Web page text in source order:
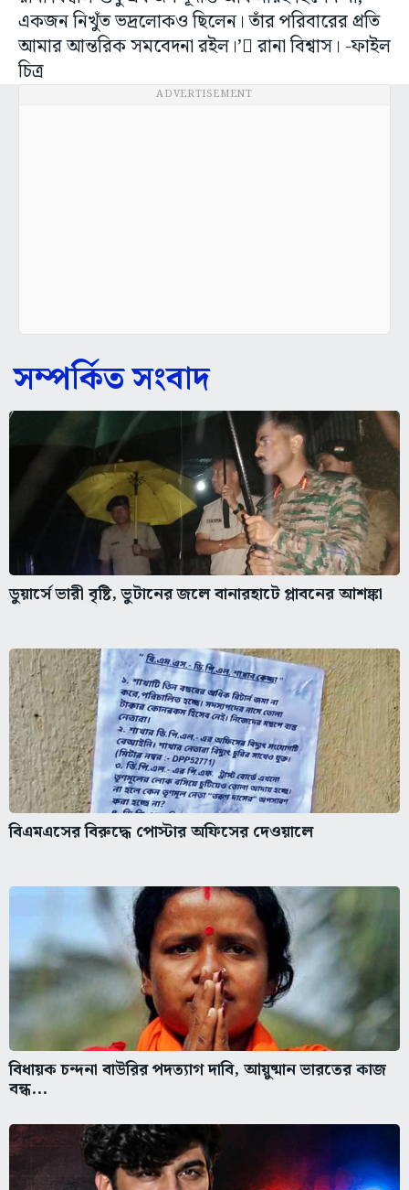
একজন নিখুঁত ভদ্রলোকও ছিলেন। তাঁর পরিবারের প্রতি
আমার আন্তরিক সমবেদনা রইল।’ রানা বিশ্বাস। -ফাইল
চিত্র
ADVERTISEMENT
সম্পর্কিত সংবাদ
ডুয়ার্সে ভারী বৃষ্টি, ভুটানের জলে বানারহাটে প্লাবনের আশঙ্কা
বিএমএসের বিরুদ্ধে পোস্টার অফিসের দেওয়ালে
বিধায়ক চন্দনা বাউরির পদত্যাগ দাবি, আয়ুষ্মান ভারতের কাজ
বন্ধ...